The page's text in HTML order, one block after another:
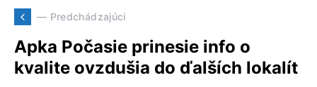
— Predchádzajúci
Apka Počasie prinesie info o
kvalite ovzdušia do ďalších lokalít